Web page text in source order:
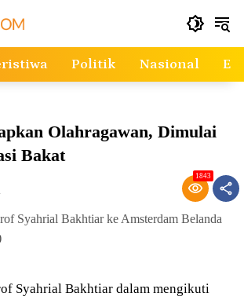
Politik Nasional
Olahragawan, Dimulai
Bakat
1843
Syahrial Bakhtiar ke Amsterdam Belanda
Syahrial Bakhtiar dalam mengikuti